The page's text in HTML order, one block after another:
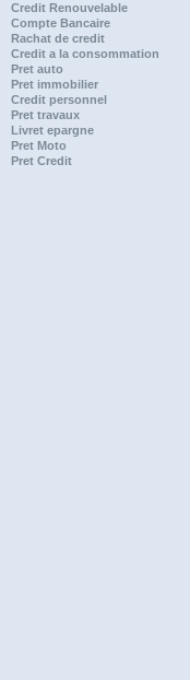
Credit Renouvelable
Compte Bancaire
Rachat de credit
Credit a la consommation
Pret auto
Pret immobilier
Credit personnel
Pret travaux
Livret epargne
Pret Moto
Pret Credit